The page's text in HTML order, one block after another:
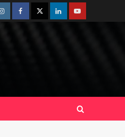
InstagramFacebookTwitterLinkedinYoutube